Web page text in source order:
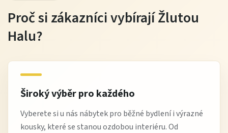
Proč si zákazníci vybírají Žlutou
Halu?
Široký výběr pro každého
Vyberete si u nás nábytek pro běžné bydlení i výrazné
kousky, které se stanou ozdobou interiéru. Od